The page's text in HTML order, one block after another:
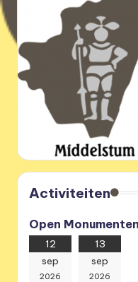
Activiteiten
Open
12
sep
2026
13
sep
2026